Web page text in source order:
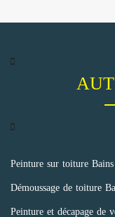
Peinture sur toiture Bains
Démoussage de toiture
Peinture et décapage de